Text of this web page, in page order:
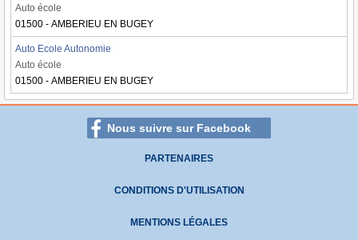
Auto école
01500 - AMBERIEU EN BUGEY
Auto Ecole Autonomie
Auto école
01500 - AMBERIEU EN BUGEY
Nous suivre sur Facebook
PARTENAIRES
CONDITIONS D'UTILISATION
MENTIONS LÉGALES